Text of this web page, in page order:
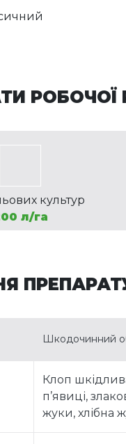
РОБОЧОЇ
культур
л/га
Шкодочинний
Клоп
п’явиці,
жуки, хлібна